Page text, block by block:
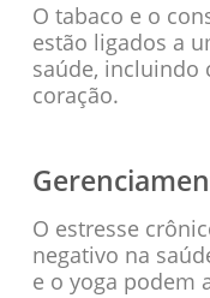
O tabaco e o
estão ligados a
saúde, incluindo
coração.
O estresse
negativo na
e o yoga podem